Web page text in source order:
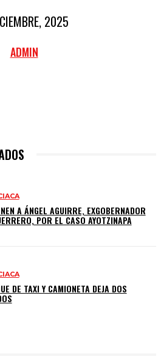
2025
ADMIN
A ÁNGEL AGUIRRE, EXGOBERNADOR
POR EL CASO AYOTZINAPA
DE TAXI Y CAMIONETA DEJA DOS